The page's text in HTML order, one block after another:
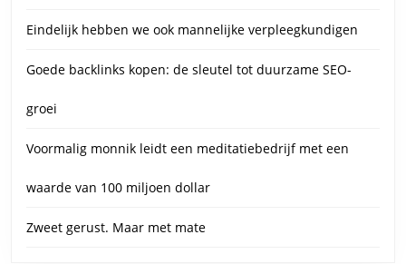
Eindelijk hebben we ook mannelijke verpleegkundigen
Goede backlinks kopen: de sleutel tot duurzame SEO-
groei
Voormalig monnik leidt een meditatiebedrijf met een
waarde van 100 miljoen dollar
Zweet gerust. Maar met mate